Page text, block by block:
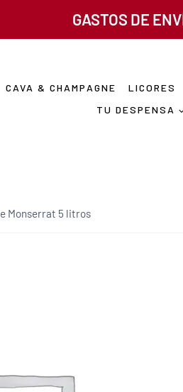
GASTOS DE
CAVA & CHAMPAGNE LICORES
TU DESPENSA
Monserrat 5 litros